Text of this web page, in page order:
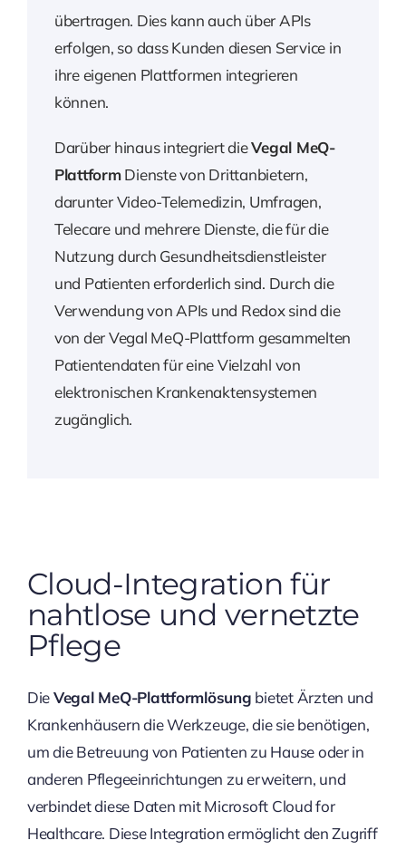
übertragen. Dies kann auch über APIs
erfolgen, so dass Kunden diesen Service in
ihre eigenen Plattformen integrieren
können.
Darüber hinaus integriert dieVegal MeQ-
PlattformDienste von Drittanbietern,
darunter Video-Telemedizin, Umfragen,
Telecare und mehrere Dienste, die für die
Nutzung durch Gesundheitsdienstleister
und Patienten erforderlich sind. Durch die
Verwendung von APIs und Redox sind die
von der Vegal MeQ-Plattform gesammelten
Patientendaten für eine Vielzahl von
elektronischen Krankenaktensystemen
zugänglich.
Cloud-Integration für
nahtlose und vernetzte
Pflege
DieVegal MeQ-Plattformlösung bietet Ärzten und
Krankenhäusern die Werkzeuge, die sie benötigen,
um die Betreuung von Patienten zu Hause oder in
anderen Pflegeeinrichtungen zu erweitern, und
verbindet diese Daten mit Microsoft Cloud for
Healthcare. Diese Integration ermöglicht den Zugriff